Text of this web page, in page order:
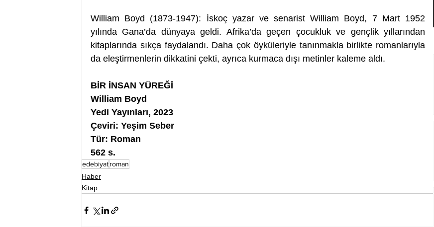
William Boyd (1873-1947): İskoç yazar ve senarist William Boyd, 7 Mart 1952
yılında Gana’da dünyaya geldi. Afrika’da geçen çocukluk ve gençlik yıllarından
kitaplarında sıkça faydalandı. Daha çok öyküleriyle tanınmakla birlikte romanlarıyla
da eleştirmenlerin dikkatini çekti, ayrıca kurmaca dışı metinler kaleme aldı.
BİR İNSAN YÜREĞİ
William Boyd
Yedi Yayınları, 2023
Çeviri: Yeşim Seber
Tür: Roman
562 s.
edebiyatroman
Haber
Kitap